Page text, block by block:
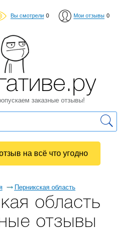
Вы смотрели 0 Мои отзывы 0
Перникская область
область
отзывы
заказные отзывы!
на всё что угодно